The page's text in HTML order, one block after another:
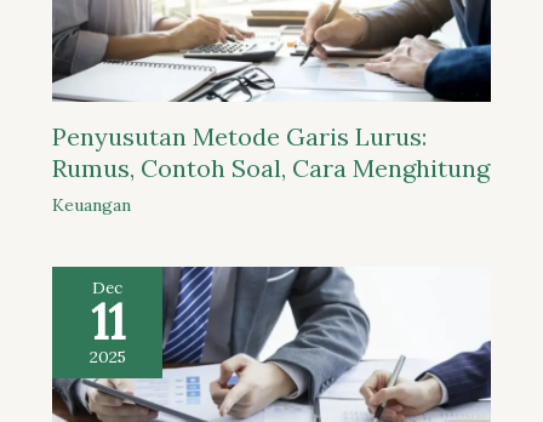
Penyusutan Metode Garis Lurus:
Rumus, Contoh Soal, Cara Menghitung
Keuangan
Dec
11
2025